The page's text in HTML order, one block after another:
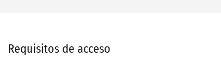
Requisitos de acceso